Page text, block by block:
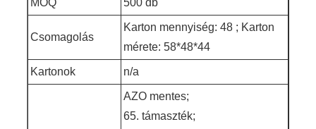
MOQ 500 db
Csomagolás
Karton mennyiség: 48 ; Karton
mérete: 58*48*44
Kartonok n/a
AZO mentes;
65. támaszték;